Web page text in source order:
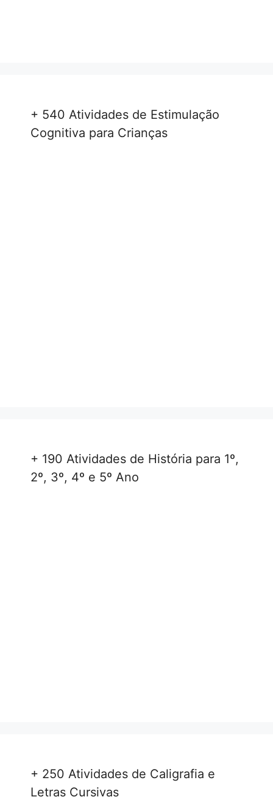
+ 540 Atividades de Estimulação
Cognitiva para Crianças
+ 190 Atividades de História para 1º,
2º, 3º, 4º e 5º Ano
+ 250 Atividades de Caligrafia e
Letras Cursivas